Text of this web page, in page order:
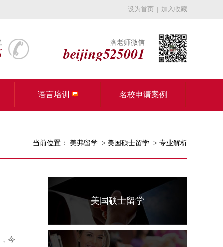
设为首页 | 加入收藏
洛老师微信
beijing525001
语言培训 名校申请案例
当前位置： 美弗留学 > 美国硕士留学 > 专业解析
今
美国硕士留学